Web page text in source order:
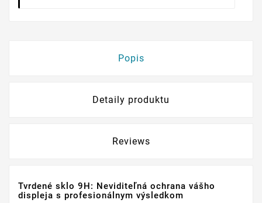
Popis
Detaily produktu
Reviews
Tvrdené sklo 9H: Neviditeľná ochrana vášho
displeja s profesionálnym výsledkom